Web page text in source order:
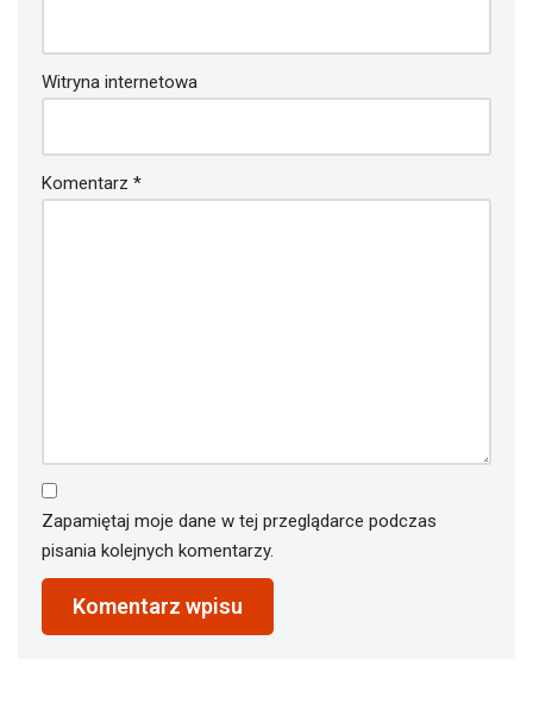
Witryna internetowa
Komentarz *
Zapamiętaj moje dane w tej przeglądarce podczas
pisania kolejnych komentarzy.